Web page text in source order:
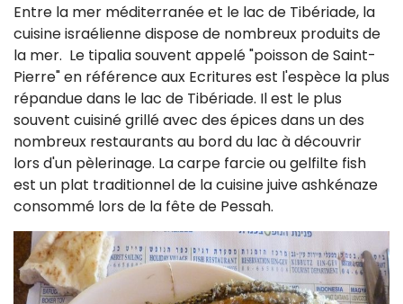
Entre la mer méditerranée et le lac de Tibériade, la
cuisine israélienne dispose de nombreux produits de
la mer. Le tipalia souvent appelé "poisson de Saint-
Pierre" en référence aux Ecritures est l'espèce la plus
répandue dans le lac de Tibériade. Il est le plus
souvent cuisiné grillé avec des épices dans un des
nombreux restaurants au bord du lac à découvrir
lors d'un pèlerinage. La carpe farcie ou gelfilte fish
est un plat traditionnel de la cuisine juive ashkénaze
consommé lors de la fête de Pessah.